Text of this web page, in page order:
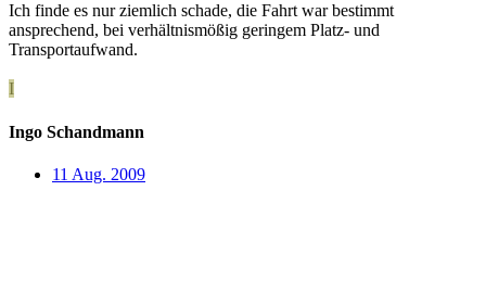
Ich finde es nur ziemlich schade, die Fahrt war bestimmt
ansprechend, bei verhältnismößig geringem Platz- und
Transportaufwand.
I
Ingo Schandmann
11 Aug. 2009